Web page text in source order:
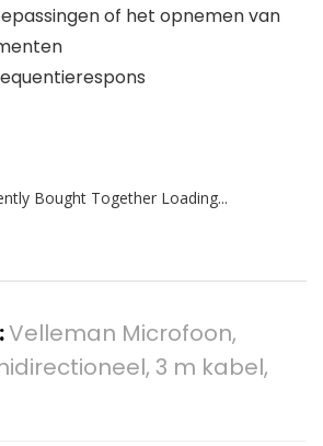
of het opnemen van
Bought Together Loading...
Velleman Microfoon,
3 m kabel,